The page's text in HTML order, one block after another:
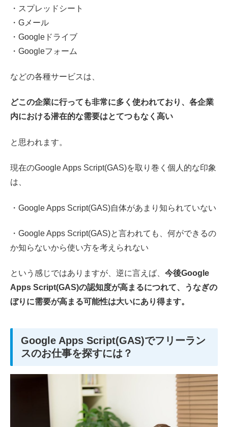
・スプレッドシート
・Gメール
・Googleドライブ
・Googleフォーム
などの各種サービスは、
どこの企業に行っても非常に多く使われており、各企業
内における潜在的な需要はとてつもなく高い
と思われます。
現在のGoogle Apps Script(GAS)を取り巻く個人的な印象
は、
・Google Apps Script(GAS)自体があまり知られていない
・Google Apps Script(GAS)と言われても、何ができるの
か知らないから使い方を考えられない
という感じではありますが、逆に言えば、 今後Google
Apps Script(GAS)の認知度が高まるにつれて、うなぎの
ぼりに需要が高まる可能性は大いにあり得ます。
Google Apps Script(GAS)でフリーラン
スのお仕事を探すには？